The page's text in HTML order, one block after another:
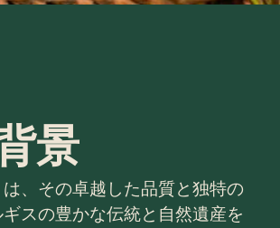
景
、その卓越した品質と独特の
スの豊かな伝統と自然遺産を